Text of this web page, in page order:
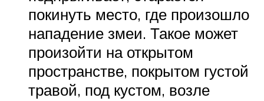
покинуть место, где произошло
нападение змеи. Такое может
произойти на открытом
пространстве, покрытом густой
травой, под кустом, возле